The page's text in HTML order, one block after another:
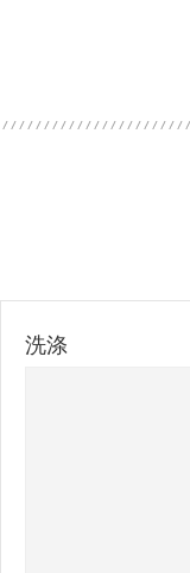
洗涤